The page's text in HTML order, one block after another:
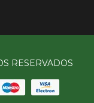
RESERVADOS